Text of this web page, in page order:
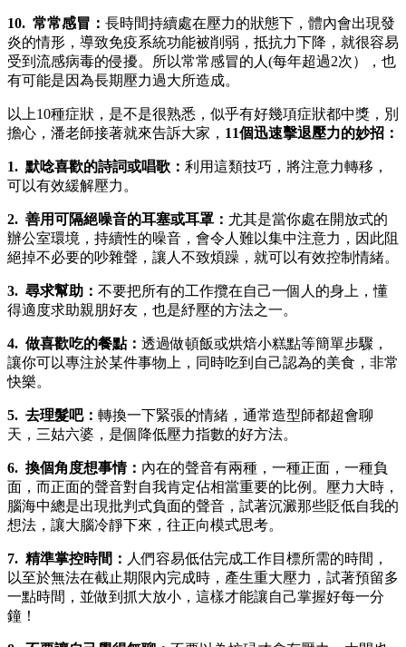
10. 常常感冒： 長時間持續處在壓力的狀態下，體內會出現發
炎的情形，導致免疫系統功能被削弱，抵抗力下降，就很容易
受到流感病毒的侵擾。所以常常感冒的人(每年超過2次），也
有可能是因為長期壓力過大所造成。
以上10種症狀，是不是很熟悉，似乎有好幾項症狀都中獎，別
擔心，潘老師接著就來告訴大家， 11個迅速擊退壓力的妙招：
1. 默唸喜歡的詩詞或唱歌： 利用這類技巧，將注意力轉移，
可以有效緩解壓力。
2. 善用可隔絕噪音的耳塞或耳罩： 尤其是當你處在開放式的
辦公室環境，持續性的噪音，會令人難以集中注意力，因此阻
絕掉不必要的吵雜聲，讓人不致煩躁，就可以有效控制情緒。
3. 尋求幫助： 不要把所有的工作攬在自己一個人的身上，懂
得適度求助親朋好友，也是紓壓的方法之一。
4. 做喜歡吃的餐點： 透過做頓飯或烘焙小糕點等簡單步驟，
讓你可以專注於某件事物上，同時吃到自己認為的美食，非常
快樂。
5. 去理髮吧： 轉換一下緊張的情緒，通常造型師都超會聊
天，三姑六婆，是個降低壓力指數的好方法。
6. 換個角度想事情： 內在的聲音有兩種，一種正面，一種負
面，而正面的聲音對自我肯定佔相當重要的比例。壓力大時，
腦海中總是出現批判式負面的聲音，試著沉澱那些貶低自我的
想法，讓大腦冷靜下來，往正向模式思考。
7. 精準掌控時間： 人們容易低估完成工作目標所需的時間，
以至於無法在截止期限內完成時，產生重大壓力，試著預留多
一點時間，並做到抓大放小，這樣才能讓自己掌握好每一分
鐘！